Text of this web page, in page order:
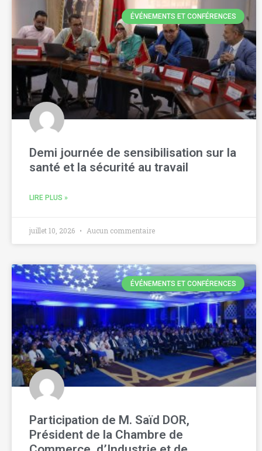
ÉVÉNEMENTS ET CONFÉRENCES
Demi journée de sensibilisation sur la
santé et la sécurité au travail
LIRE PLUS »
juillet 10, 2026 Aucun commentaire
ÉVÉNEMENTS ET CONFÉRENCES
Participation de M. Saïd DOR,
Président de la Chambre de